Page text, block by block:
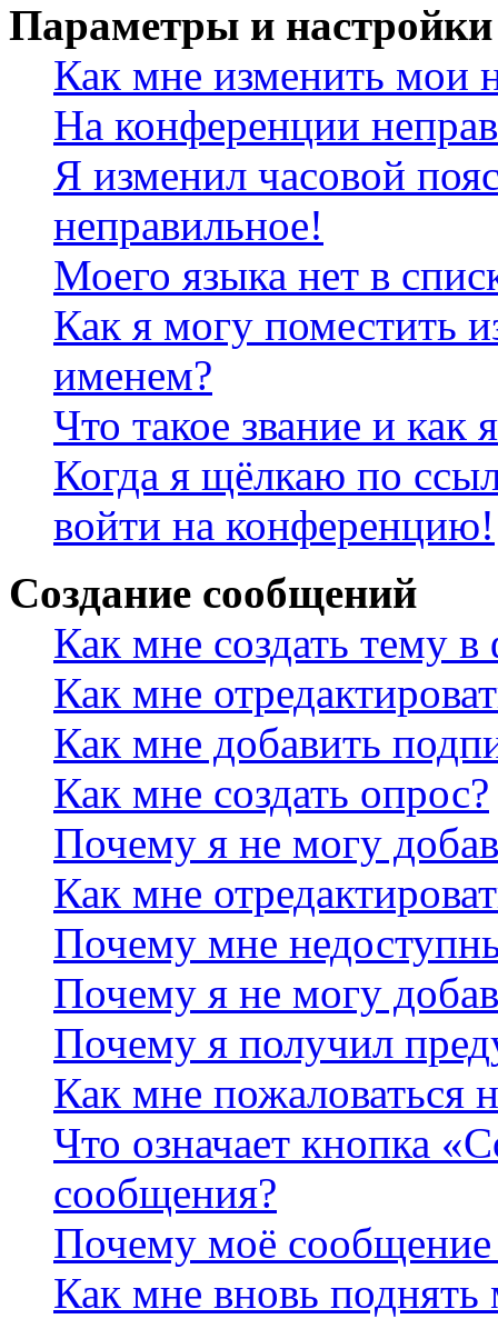
Параметры и настройки
Как мне изменить мои
На конференции
Я изменил часовой
неправильное!
Моего языка нет в
Как я могу поместить
именем?
Что такое звание и как
Когда я щёлкаю по
войти на конференцию!
Создание сообщений
Как мне создать тему
Как мне
Как мне добавить
Как мне создать опрос?
Почему я не могу
Как мне
Почему мне
Почему я не могу
Почему я получил
Как мне пожаловаться
Что означает кнопка
сообщения?
Почему моё сообщение
Как мне вновь